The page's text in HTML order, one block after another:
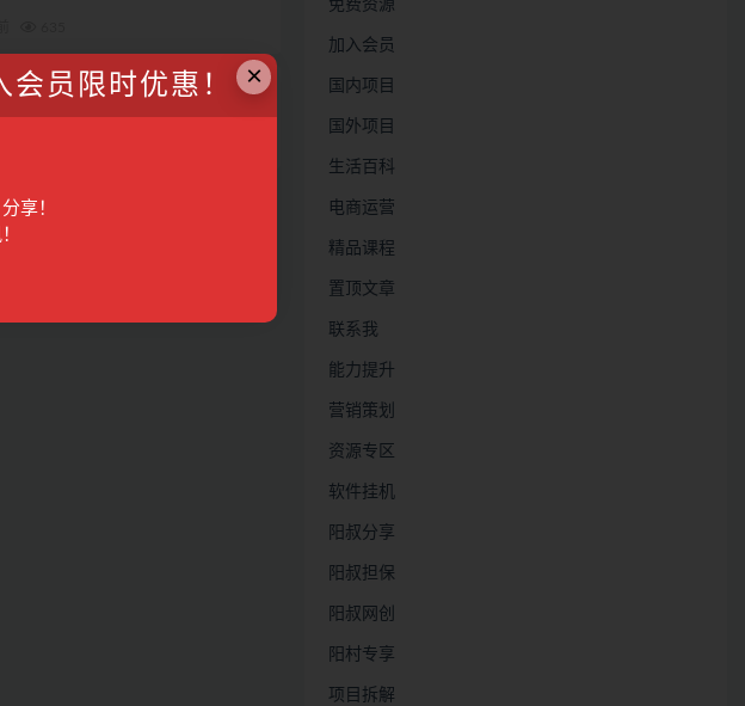
，从0到1边读书边赚钱，实现年
免费资源
加入会员
国内项目
国外项目
生活百科
电商运营
精品课程
置顶文章
联系我
能力提升
营销策划
资源专区
软件挂机
阳叔分享
阳叔担保
阳叔网创
阳村专享
项目拆解
×
员限时优惠！
享！